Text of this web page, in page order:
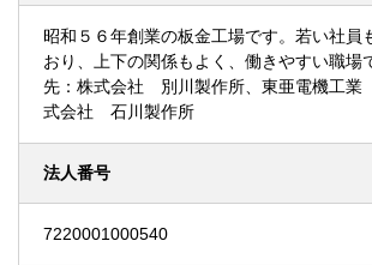
昭和５６年創業の板金工場です。若い社員
おり、上下の関係もよく、働きやすい職場
先：株式会社 別川製作所、東亜電機工
式会社 石川製作所
法人番号
7220001000540